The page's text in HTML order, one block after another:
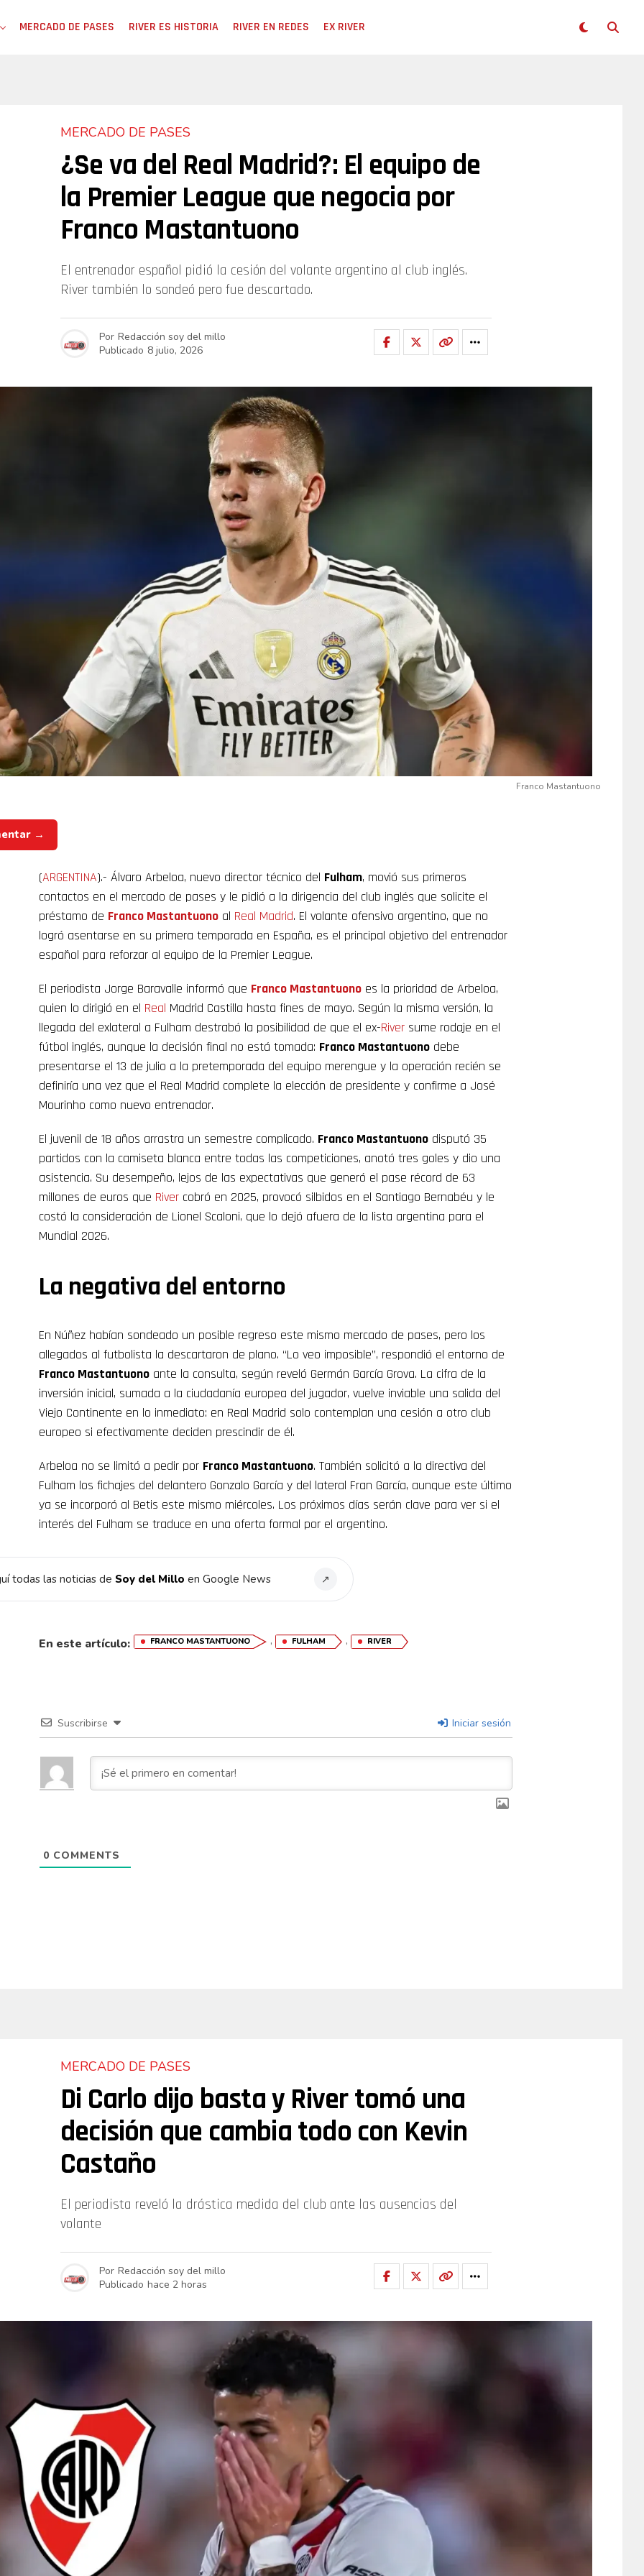
MERCADO DE PASES RIVER ES HISTORIA RIVER EN REDES EX RIVER
MERCADO DE PASES
¿Se va del Real Madrid?: El equipo de
la Premier League que negocia por
Franco Mastantuono
El entrenador español pidió la cesión del volante argentino al club inglés.
River también lo sondeó pero fue descartado.
Por Redacción soy del millo
Publicado 8 julio, 2026
Franco Mastantuono
→
(ARGENTINA).- Álvaro Arbeloa, nuevo director técnico del Fulham, movió sus primeros
contactos en el mercado de pases y le pidió a la dirigencia del club inglés que solicite el
préstamo de Franco Mastantuono al Real Madrid. El volante ofensivo argentino, que no
logró asentarse en su primera temporada en España, es el principal objetivo del entrenador
español para reforzar al equipo de la Premier League.
El periodista Jorge Baravalle informó que Franco Mastantuono es la prioridad de Arbeloa,
quien lo dirigió en el Real Madrid Castilla hasta fines de mayo. Según la misma versión, la
llegada del exlateral a Fulham destrabó la posibilidad de que el ex-River sume rodaje en el
fútbol inglés, aunque la decisión final no está tomada: Franco Mastantuono debe
presentarse el 13 de julio a la pretemporada del equipo merengue y la operación recién se
definiría una vez que el Real Madrid complete la elección de presidente y confirme a José
Mourinho como nuevo entrenador.
El juvenil de 18 años arrastra un semestre complicado. Franco Mastantuono disputó 35
partidos con la camiseta blanca entre todas las competiciones, anotó tres goles y dio una
asistencia. Su desempeño, lejos de las expectativas que generó el pase récord de 63
millones de euros que River cobró en 2025, provocó silbidos en el Santiago Bernabéu y le
costó la consideración de Lionel Scaloni, que lo dejó afuera de la lista argentina para el
Mundial 2026.
La negativa del entorno
En Núñez habían sondeado un posible regreso este mismo mercado de pases, pero los
allegados al futbolista la descartaron de plano. “Lo veo imposible”, respondió el entorno de
Franco Mastantuono ante la consulta, según reveló Germán García Grova. La cifra de la
inversión inicial, sumada a la ciudadanía europea del jugador, vuelve inviable una salida del
Viejo Continente en lo inmediato: en Real Madrid solo contemplan una cesión a otro club
europeo si efectivamente deciden prescindir de él.
Arbeloa no se limitó a pedir por Franco Mastantuono. También solicitó a la directiva del
Fulham los fichajes del delantero Gonzalo García y del lateral Fran García, aunque este último
ya se incorporó al Betis este mismo miércoles. Los próximos días serán clave para ver si el
interés del Fulham se traduce en una oferta formal por el argentino.
todas las noticias de Soy del Millo en Google News ↗
En este artículo: FRANCO MASTANTUONO , FULHAM , RIVER
Suscribirse Iniciar sesión
0 COMMENTS
MERCADO DE PASES
Di Carlo dijo basta y River tomó una
decisión que cambia todo con Kevin
Castaño
El periodista reveló la drástica medida del club ante las ausencias del
volante
Por Redacción soy del millo
Publicado hace 2 horas